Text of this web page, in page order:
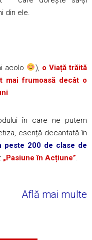
din ele.
acolo ), o Viață trăită
mai frumoasă decât o
în care ne putem
esență decantată în
peste 200 de clase de
„Pasiune în Acțiune”
Află mai multe